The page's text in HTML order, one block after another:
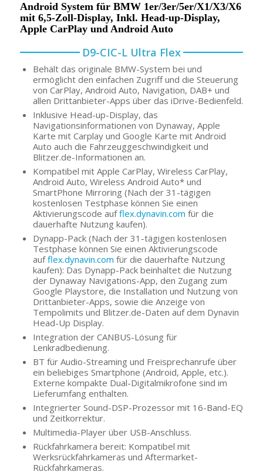
Android System für BMW 1er/3er/5er/X1/X3/X6
mit 6,5-Zoll-Display, Inkl. Head-up-Display,
Apple CarPlay und Android Auto
D9-CIC-L Ultra Flex
Behält das originale BMW-System bei und
ermöglicht den einfachen Zugriff und die Steuerung
von CarPlay, Android Auto, Navigation, DAB+ und
allen Drittanbieter-Apps über das iDrive-Bedienfeld.
Inklusive Head-up-Display, das
Navigationsinformationen von Dynaway, Apple
Karte mit Carplay und Google Karte mit Android
Auto auch die Fahrzeuggeschwindigkeit und
Blitzer.de-Informationen an.
Kompatibel mit Apple CarPlay, Wireless CarPlay,
Android Auto, Wireless Android Auto* und
SmartPhone Mirroring (Nach der 31-tägigen
kostenlosen Testphase können Sie einen
Aktivierungscode aufflex.dynavin.com für die
dauerhafte Nutzung kaufen).
Dynapp-Pack (Nach der 31-tägigen kostenlosen
Testphase können Sie einen Aktivierungscode
aufflex.dynavin.com für die dauerhafte Nutzung
kaufen): Das Dynapp-Pack beinhaltet die Nutzung
der Dynaway Navigations-App, den Zugang zum
Google Playstore, die Installation und Nutzung von
Drittanbieter-Apps, sowie die Anzeige von
Tempolimits und Blitzer.de-Daten auf dem Dynavin
Head-Up Display.
Integration der CANBUS-Lösung für
Lenkradbedienung.
BT für Audio-Streaming und Freisprechanrufe über
ein beliebiges Smartphone (Android, Apple, etc.).
Externe kompakte Dual-Digitalmikrofone sind im
Lieferumfang enthalten.
Integrierter Sound-DSP-Prozessor mit 16-Band-EQ
und Zeitkorrektur.
Multimedia-Player über USB-Anschluss.
Rückfahrkamera bereit: Kompatibel mit
Werksrückfahrkameras und Aftermarket-
Rückfahrkameras.